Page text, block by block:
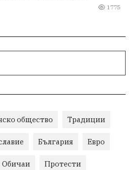
1775
общество Традиции
България Евро
Обичаи Протести